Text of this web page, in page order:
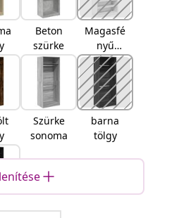
Beton
szürke
Magasfé
nyű
fehér
Szürke
sonoma
barna
tölgy